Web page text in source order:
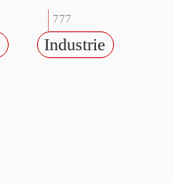
777
Industrie